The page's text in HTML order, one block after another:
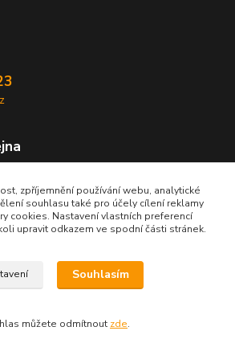
zpříjemnění používání webu, analytické
souhlasu také pro účely cílení reklamy
cookies. Nastavení vlastních preferencí
upravit odkazem ve spodní části stránek.
Souhlasím
můžete odmítnout zde.